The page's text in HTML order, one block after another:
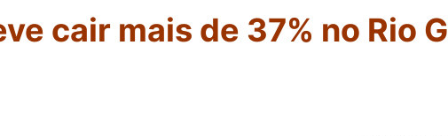
cair mais de 37% no Rio